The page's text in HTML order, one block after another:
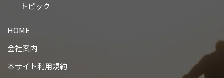
トピック
HOME
会社案内
本サイト利用規約